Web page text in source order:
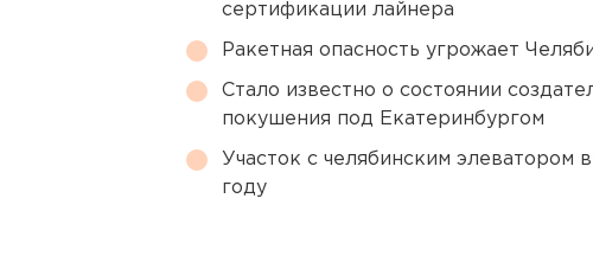
сертификации лайнера
Ракетная опасность угрожает
Стало известно о состоянии
покушения под Екатеринбургом
Участок с челябинским элеватором
году